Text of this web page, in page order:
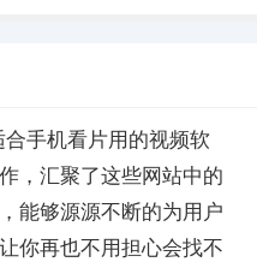
手机看片用的视频软
，汇聚了这些网站中的
能够源源不断的为用户
你再也不用担心会找不